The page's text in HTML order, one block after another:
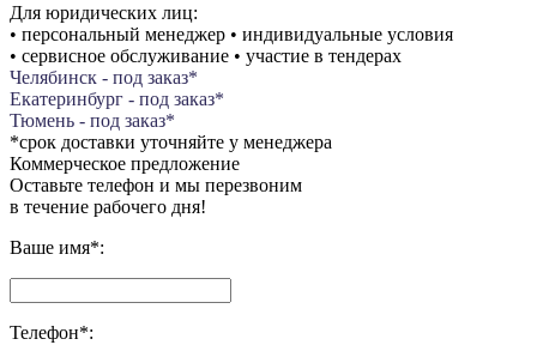
Для юридических лиц:
• персональный менеджер • индивидуальные условия
• сервисное обслуживание • участие в тендерах
Челябинск - под заказ*
Екатеринбург - под заказ*
Тюмень - под заказ*
*срок доставки уточняйте у менеджера
Коммерческое предложение
Оставьте телефон и мы перезвоним
в течение рабочего дня!
Ваше имя*:
Телефон*: